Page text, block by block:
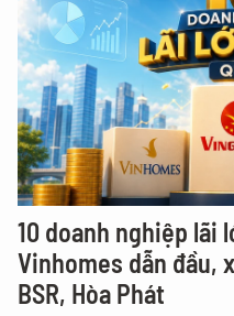
10 doanh nghiệp lãi
Vinhomes dẫn đầu,
BSR, Hòa Phát